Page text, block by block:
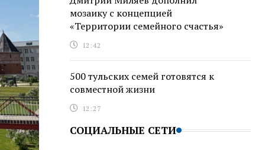
мозаику с концепцией
«Территории семейного счастья»
12:42
500 тульских семей готовятся к
совместной жизни
12:27
СОЦИАЛЬНЫЕ СЕТИ